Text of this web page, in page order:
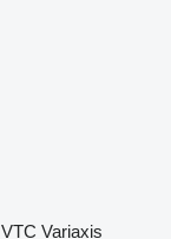
VTC Variaxis